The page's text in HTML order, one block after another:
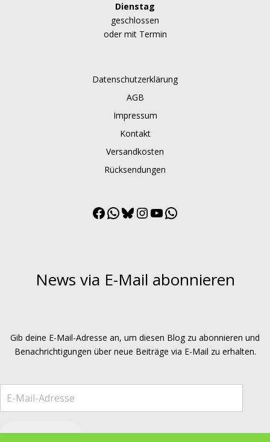
Dienstag
geschlossen
oder mit Termin
Datenschutzerklärung
AGB
Impressum
Kontakt
Versandkosten
Rücksendungen
Facebook
WhatsApp
BlueskyInstagram
YouTube
News via E-Mail abonnieren
Gib deine E-Mail-Adresse an, um diesen Blog zu abonnieren und
Benachrichtigungen über neue Beiträge via E-Mail zu erhalten.
E-Mail-Adresse
Abonnieren